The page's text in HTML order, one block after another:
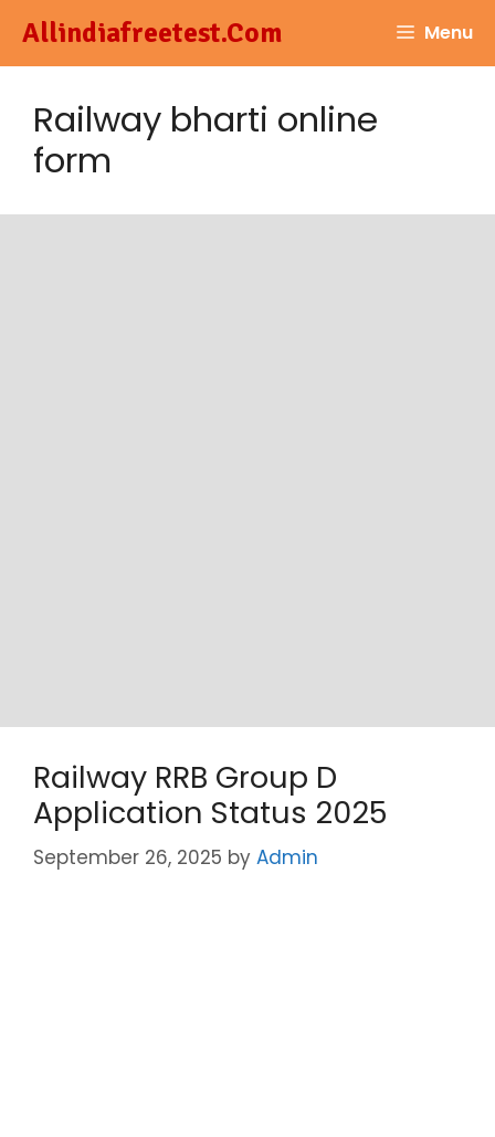
content
Allindiafreetest.Com Menu
Railway bharti online
form
Railway RRB Group D
Application Status 2025
September 26, 2025 by Admin